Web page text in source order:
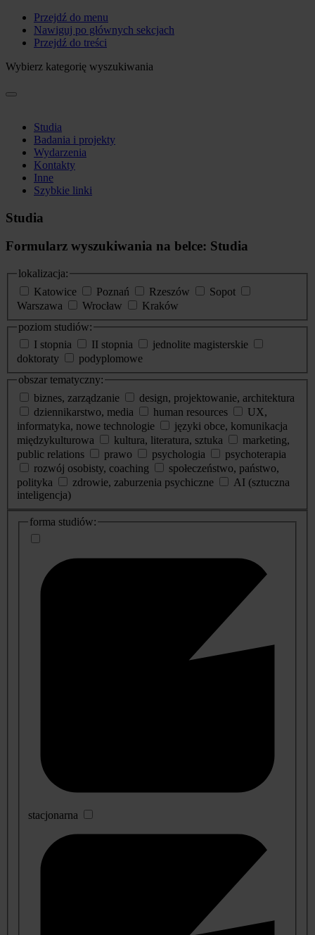
Przejdź do menu
Nawiguj po głównych sekcjach
Przejdź do treści
Wybierz kategorię wyszukiwania
Studia
Badania i projekty
Wydarzenia
Kontakty
Inne
Szybkie linki
Studia
Formularz wyszukiwania na belce: Studia
lokalizacja:
Katowice
Poznań Rzeszów
Sopot
Warszawa
Wrocław
Kraków
poziom studiów:
I stopnia
II stopnia
jednolite magisterskie
doktoraty
podyplomowe
obszar tematyczny:
biznes, zarządzanie
design, projektowanie, architektura
dziennikarstwo, media
human resources
UX,
informatyka, nowe technologie
języki obce, komunikacja
międzykulturowa
kultura, literatura, sztuka
marketing,
public relations
prawo psychologia
psychoterapia
rozwój osobisty, coaching
społeczeństwo, państwo,
polityka
zdrowie, zaburzenia psychiczne
AI (sztuczna
inteligencja)
dodatkowe
informacje
forma studiów:
stacjonarna